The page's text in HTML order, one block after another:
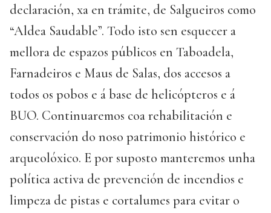
declaración, xa en trámite, de Salgueiros como
“Aldea Saudable”. Todo isto sen esquecer a
mellora de espazos públicos en Taboadela,
Farnadeiros e Maus de Salas, dos accesos a
todos os pobos e á base de helicópteros e á
BUO. Continuaremos coa rehabilitación e
conservación do noso patrimonio histórico e
arqueolóxico. E por suposto manteremos unha
política activa de prevención de incendios e
limpeza de pistas e cortalumes para evitar o